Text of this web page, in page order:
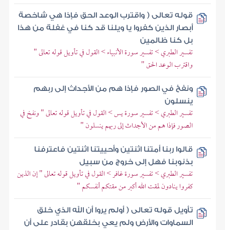
قوله تعالى ( واقترب الوعد الحق فإذا هي شاخصة
أبصار الذين كفروا يا ويلنا قد كنا في غفلة من هذا
بل كنا ظالمين
تفسير الطبري > تفسير سورة الأنبياء > القول في تأويل قوله تعالى "
واقترب الوعد الحق "
ونفخ في الصور فإذا هم من الأجداث إلى ربهم
ينسلون
تفسير الطبري > تفسير سورة يس > القول في تأويل قوله تعالى " ونفخ في
الصور فإذا هم من الأجداث إلى ربهم ينسلون "
قالوا ربنا أمتنا اثنتين وأحييتنا اثنتين فاعترفنا
بذنوبنا فهل إلى خروج من سبيل
تفسير الطبري > تفسير سورة غافر > القول في تأويل قوله تعالى " إن الذين
كفروا ينادون لمقت الله أكبر من مقتكم أنفسكم "
تأويل قوله تعالى ( أولم يروا أن الله الذي خلق
السماوات والأرض ولم يعي بخلقهن بقادر على أن